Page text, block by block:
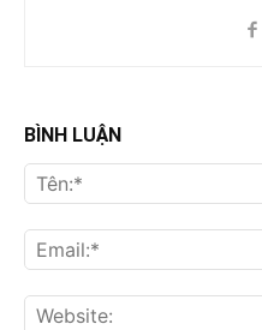
BÌNH LUẬN